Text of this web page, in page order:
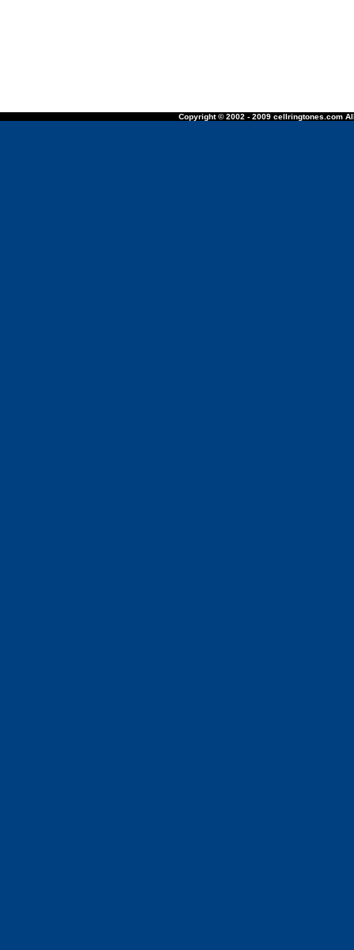
Copyright © 2002 - 2009 cellringtones.com